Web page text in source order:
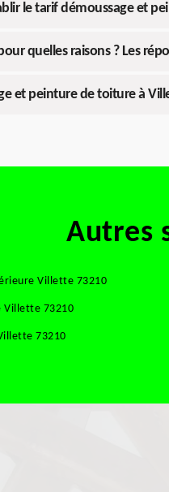
le tarif démoussage et
quelles raisons ? Les
et peinture de toiture à
Autres
Villette 73210
Villette 73210
73210